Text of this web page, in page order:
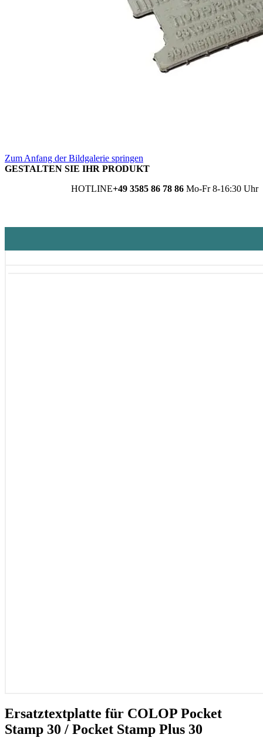
Zum Anfang der Bildgalerie springen
GESTALTEN SIE IHR PRODUKT
HOTLINE+49 3585 86 78 86 Mo-Fr 8-16:30 Uhr
Ersatztextplatte für COLOP Pocket
Stamp 30 / Pocket Stamp Plus 30